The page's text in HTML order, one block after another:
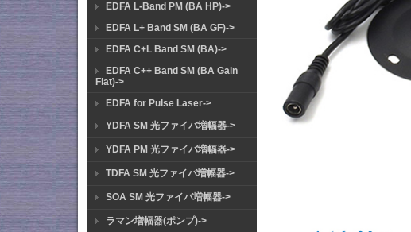
EDFA L-Band PM (BA HP)->
EDFA L+ Band SM (BA GF)->
EDFA C+L Band SM (BA)->
EDFA C++ Band SM (BA Gain
Flat)->
EDFA for Pulse Laser->
YDFA SM 光ファイバ増幅器->
YDFA PM 光ファイバ増幅器->
TDFA SM 光ファイバ増幅器->
SOA SM 光ファイバ増幅器->
ラマン増幅器(ポンプ)->